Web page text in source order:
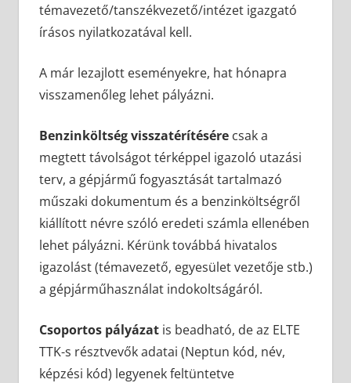
témavezető/tanszékvezető/intézet igazgató
írásos nyilatkozatával kell.
A már lezajlott eseményekre, hat hónapra
visszamenőleg lehet pályázni.
Benzinköltség visszatérítésérecsak a
megtett távolságot térképpel igazoló utazási
terv, a gépjármű fogyasztását tartalmazó
műszaki dokumentum és a benzinköltségről
kiállított névre szóló eredeti számla ellenében
lehet pályázni. Kérünk továbbá hivatalos
igazolást (témavezető, egyesület vezetője stb.)
a gépjárműhasználat indokoltságáról.
Csoportos pályázatis beadható, de az ELTE
TTK-s résztvevők adatai (Neptun kód, név,
képzési kód) legyenek feltüntetve